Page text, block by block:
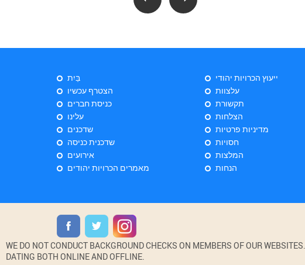
בַּיִת
הצטרף עכשיו
כניסת חברים
עלינו
שדכנים
שדכנית כניסה
אירועים
מאמרים הכרויות יהודים
ייעוץ הכרויות יהודי
עלצוות
תקשורת
הצלחות
מדיניות פרטיות
חסויות
המלצות
הנחות
WE DO NOT CONDUCT BACKGROUND CHECKS ON MEMBERS OF OUR
DATING BOTH ONLINE AND OFFLINE.